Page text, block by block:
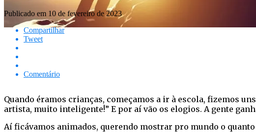
Publicado em 10 de fevereiro de 2023
Compartilhar
Tweet
Comentário
Quando éramos crianças, começamos a ir à escola, fizemos
artista, muito inteligente!” E por aí vão os elogios. A gente
Aí ficávamos animados, querendo mostrar pro mundo o